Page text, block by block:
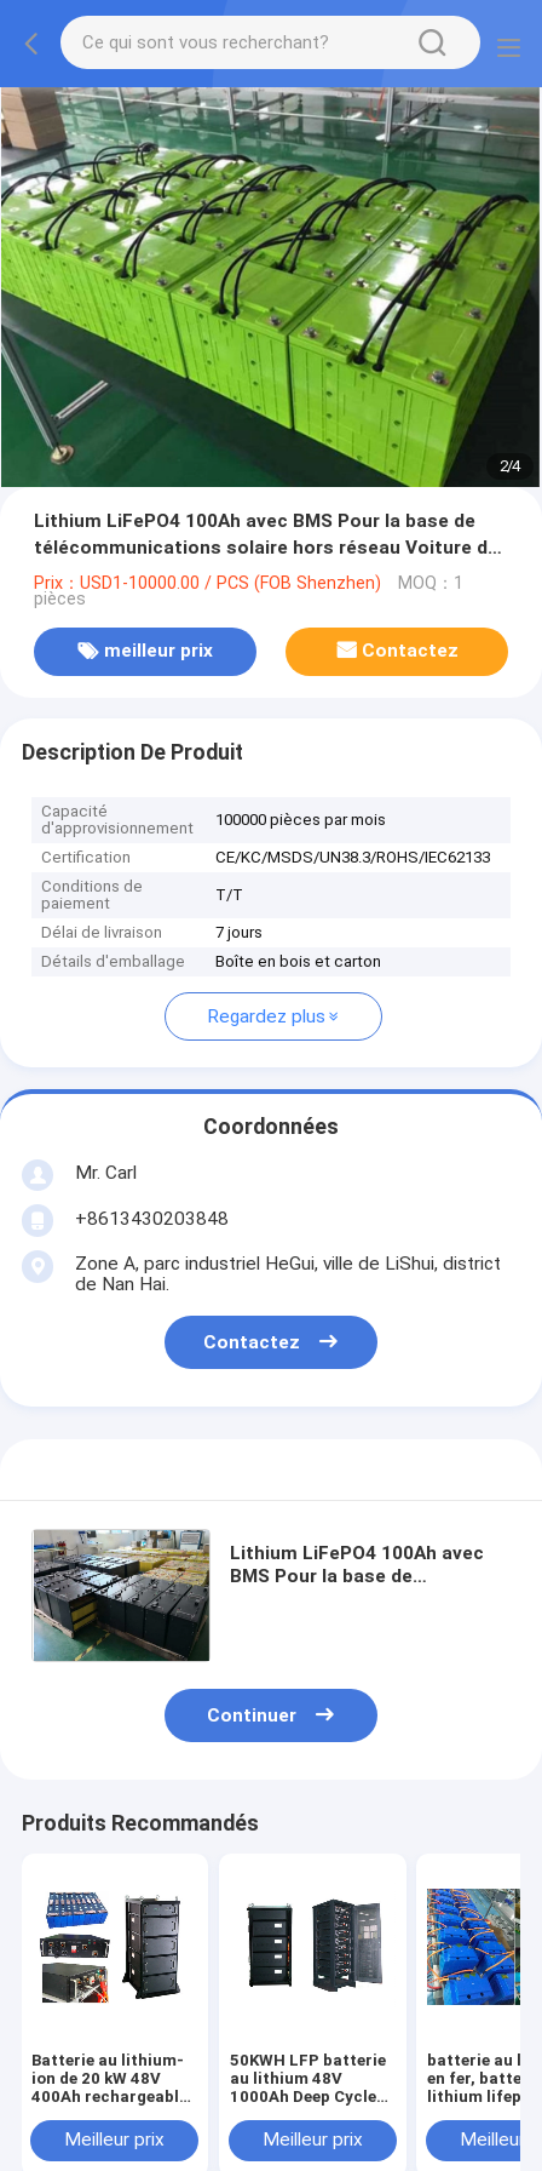
2/4
Lithium LiFePO4 100Ah avec BMS Pour la base de
télécommunications solaire hors réseau Voiture de
camping-car
Prix：USD1-10000.00 / PCS (FOB Shenzhen) MOQ：1
pièces
meilleur prix Contactez
Description De Produit
Capacité
d'approvisionnement
100000 pièces par mois
Certification
CE/KC/MSDS/UN38.3/ROHS/IEC62133
Conditions de
paiement
T/T
Délai de livraison
7 jours
Détails d'emballage
Boîte en bois et carton
Regardez plus
Coordonnées
Mr. Carl
+8613430203848
Zone A, parc industriel HeGui, ville de LiShui, district
de Nan Hai.
Contactez
Lithium LiFePO4 100Ah avec
BMS Pour la base de
Continuer
Produits Recommandés
Batterie au lithium-
ion de 20 kW 48V
400Ah rechargeable
d'énergie de secours
UPS
Meilleur prix
50KWH LFP batterie
au lithium 48V
1000Ah Deep Cycle
d'énergie de secours
Meilleur prix
batterie au
en fer,
lithium
Meilleur